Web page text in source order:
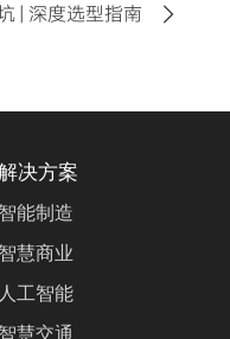
| 深度选型指南
决方案
智能制造
智慧商业
人工智能
智慧交通